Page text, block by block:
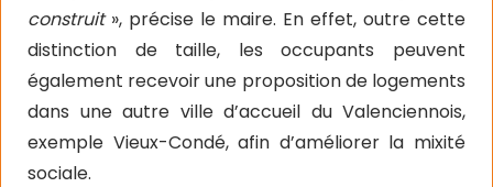
construit », précise le maire. En effet, outre cette
distinction de taille, les occupants peuvent
également recevoir une proposition de logements
dans une autre ville d’accueil du Valenciennois,
exemple Vieux-Condé, afin d’améliorer la mixité
sociale.